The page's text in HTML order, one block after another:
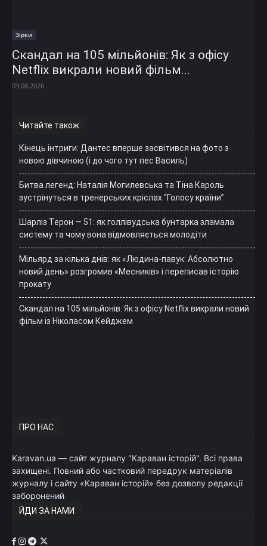
Зірки
Скандал на 105 мільйонів: Як з офісу
Netflix викрали новий фільм...
03.08.2026
Читайте також
Кінець інтриги: Дантес вперше засвітився на фото з
новою дівчиною (і до чого тут пес Василь)
Битва легенд: Наталія Могилевська та Тіна Кароль
зустрінуться в тренерських кріслах “Голосу країни”
Шарліз Терон — 51: як голлівудська бунтарка зламала
систему та чому вона відмовляється молодіти
Мільярд за кілька днів: як «Людина-павук: Абсолютно
новий день» розгромив «Месників» і переписав історію
прокату
Скандал на 105 мільйонів: Як з офісу Netflix викрали новий
фільм із Ніколасом Кейджем
ПРО НАС
Karavan.ua — сайт журналу "Караван історій". Всі права
захищені. Повний або частковий передрук матеріалів
журналу і сайту «Караван історій» без дозволу редакції
заборонений
ЙДИ ЗА НАМИ